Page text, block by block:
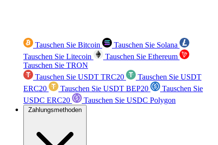
Tauschen Sie Bitcoin
Tauschen Sie Solana
Tauschen Sie Litecoin
Tauschen Sie Ethereum
Tauschen Sie TRON
Tauschen Sie USDT TRC20
Tauschen Sie USDT
ERC20
Tauschen Sie USDT BEP20
Tauschen Sie
USDC ERC20
Tauschen Sie USDC Polygon
Zahlungsmethoden